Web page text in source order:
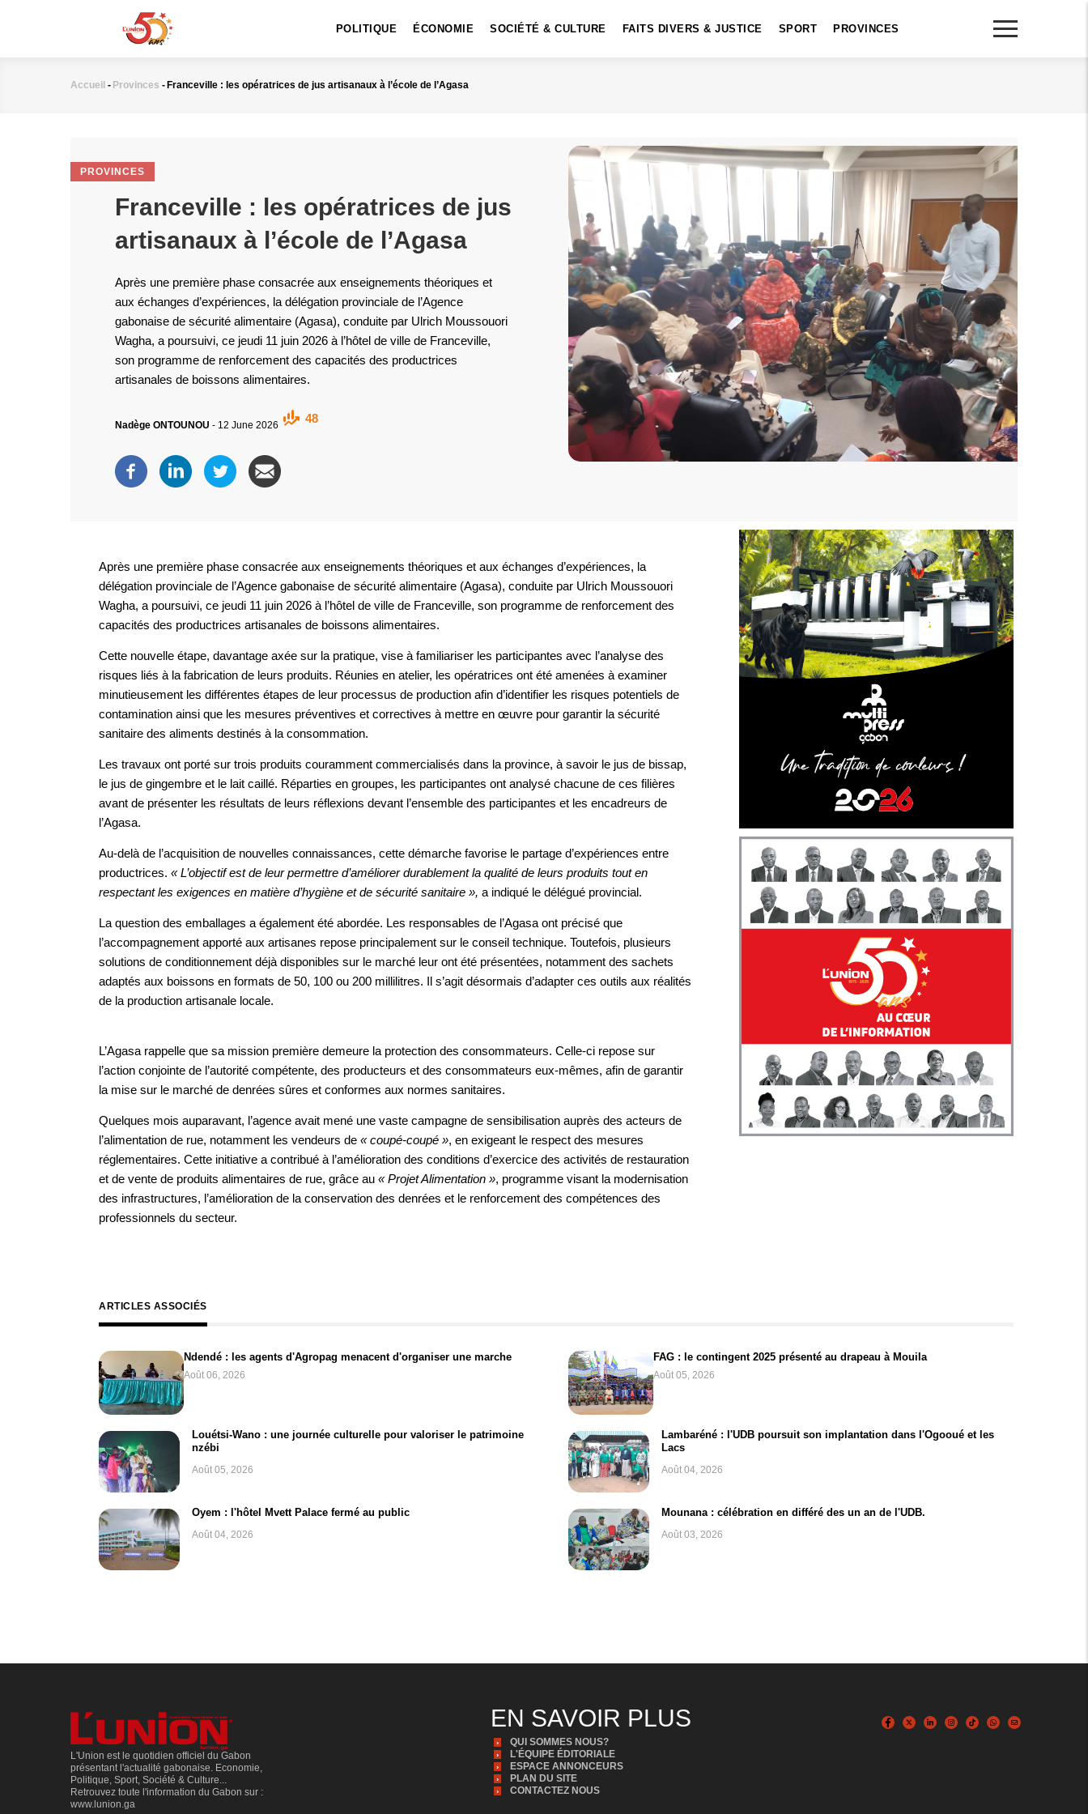
POLITIQUE ÉCONOMIE SOCIÉTÉ & CULTURE FAITS DIVERS & JUSTICE SPORT PROVINCES
Fil
Accueil - Provinces - Franceville : les opératrices de jus artisanaux à l’école de l’Agasa
PROVINCES
Franceville : les opératrices de jus
artisanaux à l’école de l’Agasa
Après une première phase consacrée aux enseignements théoriques et
aux échanges d’expériences, la délégation provinciale de l’Agence
gabonaise de sécurité alimentaire (Agasa), conduite par Ulrich Moussouori
Wagha, a poursuivi, ce jeudi 11 juin 2026 à l’hôtel de ville de Franceville,
son programme de renforcement des capacités des productrices
artisanales de boissons alimentaires.
Nadège ONTOUNOU - 12 June 2026
48
Après une première phase consacrée aux enseignements théoriques et aux échanges d’expériences, la
délégation provinciale de l’Agence gabonaise de sécurité alimentaire (Agasa), conduite par Ulrich Moussouori
Wagha, a poursuivi, ce jeudi 11 juin 2026 à l’hôtel de ville de Franceville, son programme de renforcement des
capacités des productrices artisanales de boissons alimentaires.
Cette nouvelle étape, davantage axée sur la pratique, vise à familiariser les participantes avec l’analyse des
risques liés à la fabrication de leurs produits. Réunies en atelier, les opératrices ont été amenées à examiner
minutieusement les différentes étapes de leur processus de production afin d’identifier les risques potentiels de
contamination ainsi que les mesures préventives et correctives à mettre en œuvre pour garantir la sécurité
sanitaire des aliments destinés à la consommation.
Les travaux ont porté sur trois produits couramment commercialisés dans la province, à savoir le jus de bissap,
le jus de gingembre et le lait caillé. Réparties en groupes, les participantes ont analysé chacune de ces filières
avant de présenter les résultats de leurs réflexions devant l’ensemble des participantes et les encadreurs de
l’Agasa.
Au-delà de l’acquisition de nouvelles connaissances, cette démarche favorise le partage d’expériences entre
productrices. « L’objectif est de leur permettre d’améliorer durablement la qualité de leurs produits tout en
respectant les exigences en matière d’hygiène et de sécurité sanitaire », a indiqué le délégué provincial.
La question des emballages a également été abordée. Les responsables de l’Agasa ont précisé que
l’accompagnement apporté aux artisanes repose principalement sur le conseil technique. Toutefois, plusieurs
solutions de conditionnement déjà disponibles sur le marché leur ont été présentées, notamment des sachets
adaptés aux boissons en formats de 50, 100 ou 200 millilitres. Il s’agit désormais d’adapter ces outils aux réalités
de la production artisanale locale.
L’Agasa rappelle que sa mission première demeure la protection des consommateurs. Celle-ci repose sur
l’action conjointe de l’autorité compétente, des producteurs et des consommateurs eux-mêmes, afin de garantir
la mise sur le marché de denrées sûres et conformes aux normes sanitaires.
Quelques mois auparavant, l’agence avait mené une vaste campagne de sensibilisation auprès des acteurs de
l’alimentation de rue, notamment les vendeurs de « coupé-coupé », en exigeant le respect des mesures
réglementaires. Cette initiative a contribué à l’amélioration des conditions d’exercice des activités de restauration
et de vente de produits alimentaires de rue, grâce au « Projet Alimentation », programme visant la modernisation
des infrastructures, l’amélioration de la conservation des denrées et le renforcement des compétences des
professionnels du secteur.
ARTICLES ASSOCIÉS
Ndendé : les agents d'Agropag menacent d'organiser une marche
Août 06, 2026
FAG : le contingent 2025 présenté au drapeau à Mouila
Août 05, 2026
Louétsi-Wano : une journée culturelle pour valoriser le patrimoine
nzébi
Août 05, 2026
Lambaréné : l'UDB poursuit son implantation dans l'Ogooué et les
Lacs
Août 04, 2026
Oyem : l'hôtel Mvett Palace fermé au public
Août 04, 2026
Mounana : célébration en différé des un an de l'UDB.
Août 03, 2026
L'Union est le quotidien officiel du Gabon
présentant l'actualité gabonaise. Economie,
Politique, Sport, Société & Culture...
Retrouvez toute l'information du Gabon sur :
www.lunion.ga
EN SAVOIR PLUS
QUI SOMMES NOUS?
L'ÉQUIPE ÉDITORIALE
ESPACE ANNONCEURS
PLAN DU SITE
CONTACTEZ NOUS